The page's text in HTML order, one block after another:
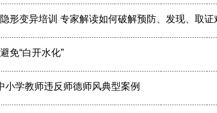
形变异培训 专家解读如何破解预防、发现、取证
免“白开水化”
小学教师违反师德师风典型案例